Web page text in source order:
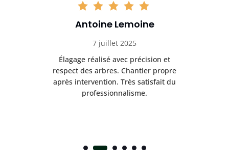
Antoine Lemoine
7 juillet 2025
Élagage réalisé avec précision et
respect des arbres. Chantier propre
après intervention. Très satisfait du
professionnalisme.